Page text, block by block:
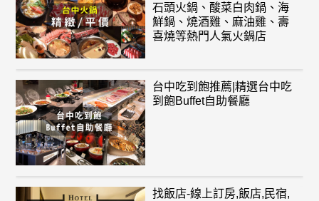
石頭火鍋、酸菜白肉鍋、海
鮮鍋、燒酒雞、麻油雞、壽
喜燒等熱門人氣火鍋店
台中吃到飽推薦|精選台中吃
到飽Buffet自助餐廳
找飯店-線上訂房,飯店,民宿,